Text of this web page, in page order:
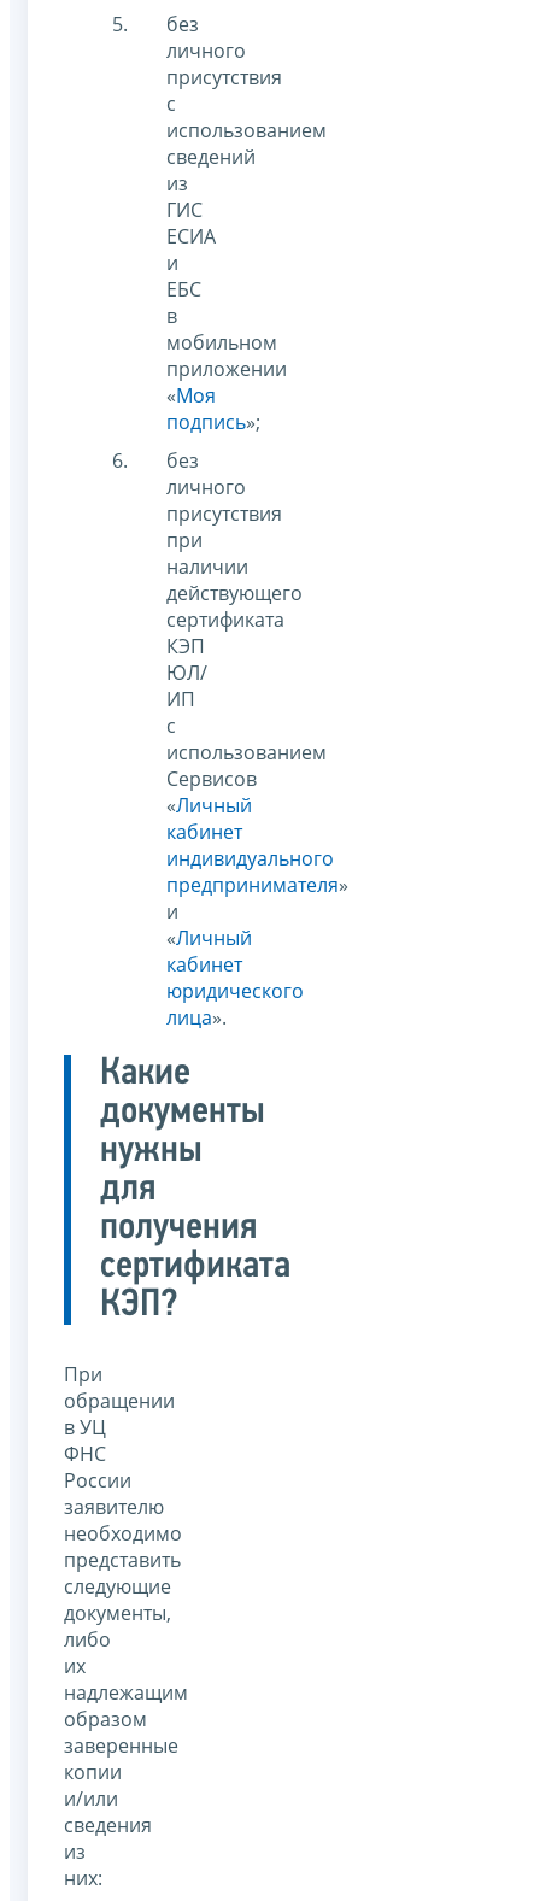
без
личного
присутствия
с
использованием
сведений
из
ГИС
ЕСИА
и
ЕБС
в
мобильном
приложении
«Моя
подпись»;
без
личного
присутствия
при
наличии
действующего
сертификата
КЭП
ЮЛ/
ИП
с
использованием
Сервисов
«Личный
кабинет
индивидуального
предпринимателя»
и
«Личный
кабинет
юридического
лица».
Какие
документы
нужны
для
получения
сертификата
КЭП?
При
обращении
в УЦ
ФНС
России
заявителю
необходимо
представить
следующие
документы,
либо
их
надлежащим
образом
заверенные
копии
и/или
сведения
из
них: